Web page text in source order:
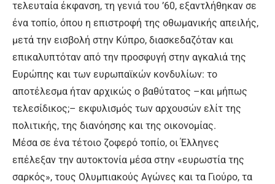
τελευταία έκφανση, τη γενιά του ’60, εξαντλήθηκαν σε
ένα τοπίο, όπου η επιστροφή της οθωμανικής απειλής,
μετά την εισβολή στην Κύπρο, διασκεδαζόταν και
επικαλυπτόταν από την προσφυγή στην αγκαλιά της
Ευρώπης και των ευρωπαϊκών κονδυλίων: το
αποτέλεσμα ήταν αρχικώς ο βαθύτατος –και μήπως
τελεσίδικος;– εκφυλισμός των αρχουσών ελίτ της
πολιτικής, της διανόησης και της οικονομίας.
Μέσα σε ένα τέτοιο ζοφερό τοπίο, οι Έλληνες
επέλεξαν την αυτοκτονία μέσα στην «ευρωστία της
σαρκός», τους Ολυμπιακούς Αγώνες και τα Γιούρο, τα